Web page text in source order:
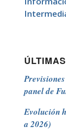
panel de
Evolución
a 2026)